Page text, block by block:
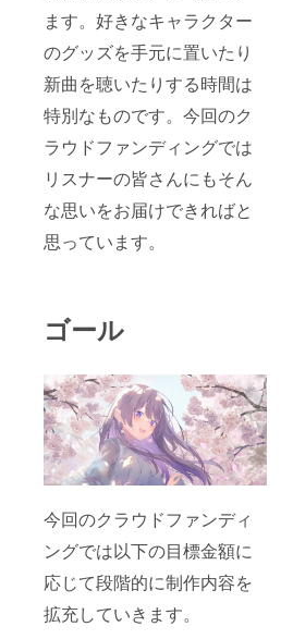
ます。好きなキャラクター
のグッズを手元に置いたり
新曲を聴いたりする時間は
特別なものです。今回のク
ラウドファンディングでは
リスナーの皆さんにもそん
な思いをお届けできればと
思っています。
ゴール
今回のクラウドファンディ
ングでは以下の目標金額に
応じて段階的に制作内容を
拡充していきます。